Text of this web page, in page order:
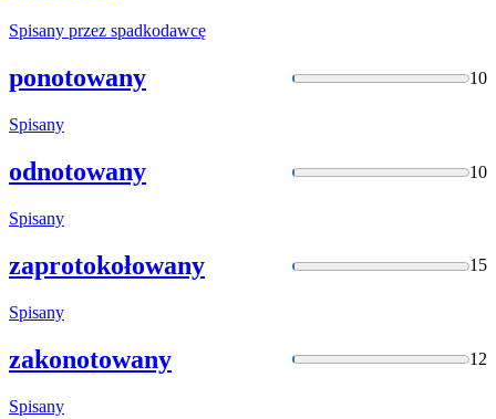
Spisany przez spadkodawcę
ponotowany 10
Spisany
odnotowany 10
Spisany
zaprotokołowany 15
Spisany
zakonotowany 12
Spisany